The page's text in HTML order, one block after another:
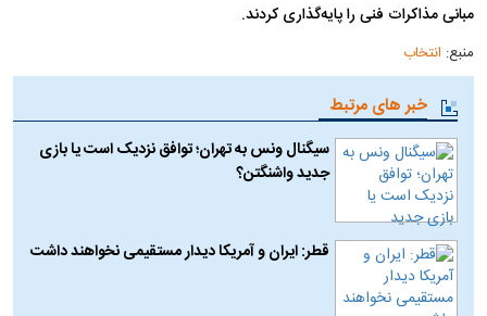
مبانی مذاکرات فنی را پایه‌گذاری کردند.
منبع: انتخاب
خبر های مرتبط
سیگنال ونس به تهران؛ توافق نزدیک است یا بازی
جدید واشنگتن؟
قطر: ایران و آمریکا دیدار مستقیمی نخواهند داشت